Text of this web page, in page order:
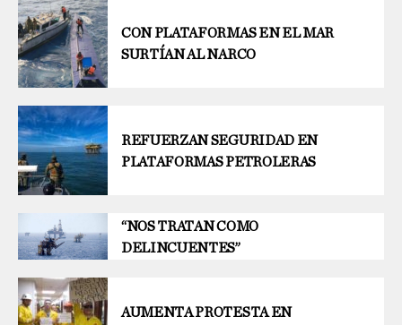
CON PLATAFORMAS EN EL MAR
SURTÍAN AL NARCO
REFUERZAN SEGURIDAD EN
PLATAFORMAS PETROLERAS
“NOS TRATAN COMO
DELINCUENTES”
AUMENTA PROTESTA EN